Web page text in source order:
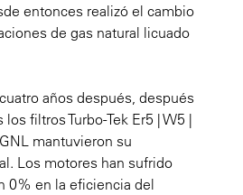
entonces realizó el cambio
de gas natural licuado
años después, después
filtros Turbo-Tek Er5 | W5 |
mantuvieron su
Los motores han sufrido
0% en la eficiencia del